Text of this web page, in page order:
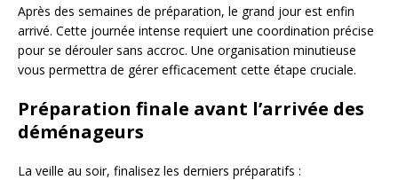
Après des semaines de préparation, le grand jour est enfin
arrivé. Cette journée intense requiert une coordination précise
pour se dérouler sans accroc. Une organisation minutieuse
vous permettra de gérer efficacement cette étape cruciale.
Préparation finale avant l’arrivée des
déménageurs
La veille au soir, finalisez les derniers préparatifs :